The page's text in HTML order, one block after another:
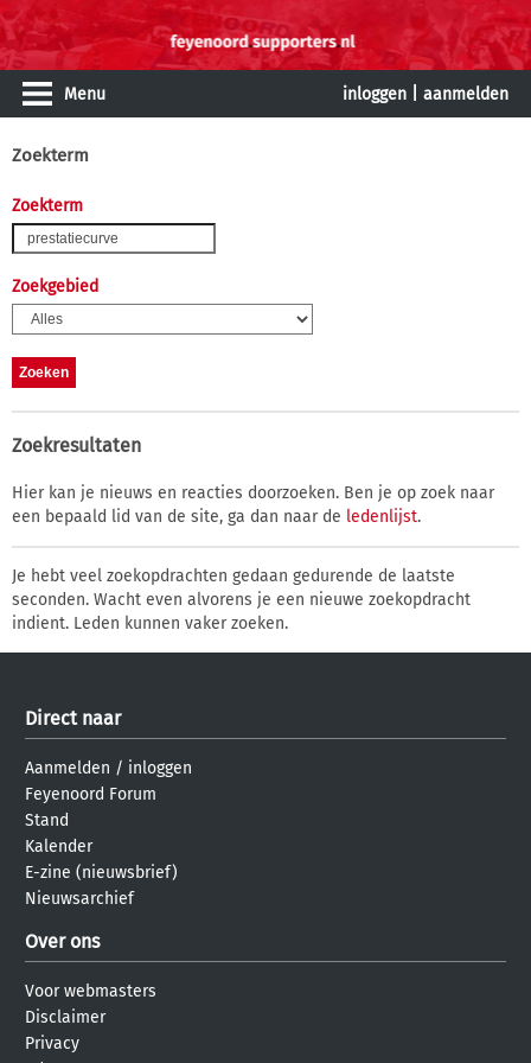
Menu inloggen aanmelden
Zoekterm
Zoekterm
Zoekgebied
Zoekresultaten
Hier kan je nieuws en reacties doorzoeken. Ben je op zoek naar
een bepaald lid van de site, ga dan naar de ledenlijst.
Je hebt veel zoekopdrachten gedaan gedurende de laatste
seconden. Wacht even alvorens je een nieuwe zoekopdracht
indient. Leden kunnen vaker zoeken.
Direct naar
Aanmelden / inloggen
Feyenoord Forum
Stand
Kalender
E-zine (nieuwsbrief)
Nieuwsarchief
Over ons
Voor webmasters
Disclaimer
Privacy